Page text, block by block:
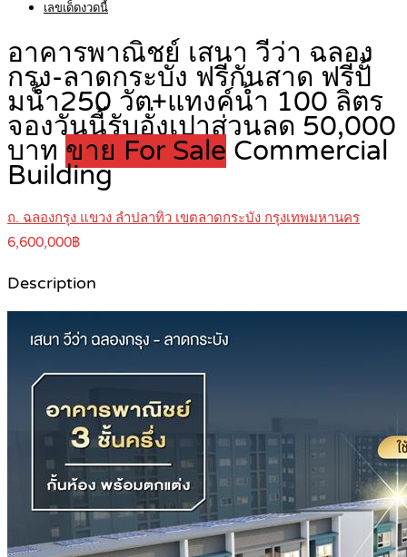
เลขเด็ดงวดนี้
อาคารพาณิชย์ เสนา วีว่า ฉลอง
กรุง-ลาดกระบัง ฟรีกันสาด ฟรีปั้
มน้ำ250 วัต+แทงค์น้ำ 100 ลิตร
จองวันนี้รับอั่งเปาส่วนลด 50,000
บาท ขาย For Sale Commercial
Building
ถ. ฉลองกรุง แขวง ลำปลาทิว เขตลาดกระบัง กรุงเทพมหานคร
6,600,000฿
Description